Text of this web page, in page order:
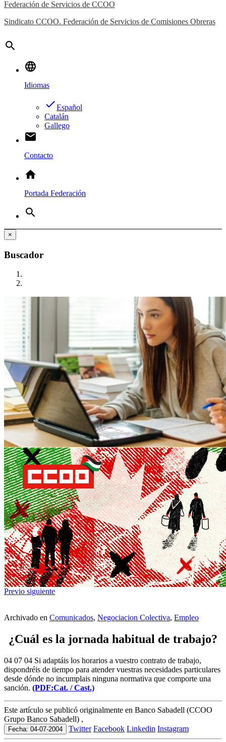
Federación de Servicios de CCOO
Sindicato CCOO. Federación de Servicios de Comisiones Obreras
search
language
Idiomas
doneEspañol
Catalán
Gallego
email
Contacto
home
Portada Federación
search
×
Buscador
Previo siguiente
Archivado en Comunicados, Negociacion Colectiva, Empleo
¿Cuál es la jornada habitual de trabajo?
04 07 04 Si adaptáis los horarios a vuestro contrato de trabajo,
dispondréis de tiempo para atender vuestras necesidades particulares
desde dónde no incumplais ninguna normativa que comporte una
sanción. (PDF:Cat. /Cast.)
Este artículo se publicó originalmente en Banco Sabadell (CCOO
Grupo Banco Sabadell) ,
Fecha: 04-07-2004 Twitter Facebook Linkedin Instagram